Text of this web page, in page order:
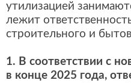
утилизацией
лежит
строительного и
1. В соответствии с
в конце 2025 года,